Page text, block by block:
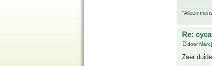
"Alleen
Re:
door
Zeer